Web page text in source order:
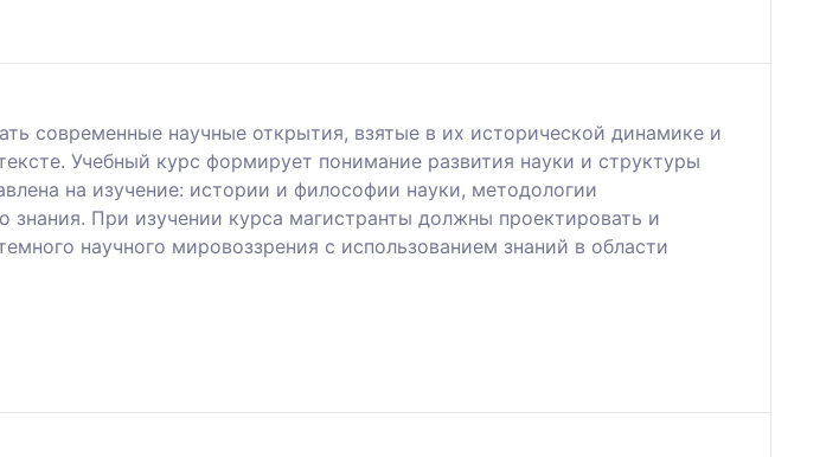
современные научные открытия, взятые в их исторической динамике и
Учебный курс формирует понимание развития науки и структуры
на изучение: истории и философии науки, методологии
знания. При изучении курса магистранты должны проектировать и
научного мировоззрения с использованием знаний в области